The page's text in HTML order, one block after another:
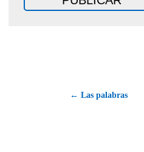
← Las palabras